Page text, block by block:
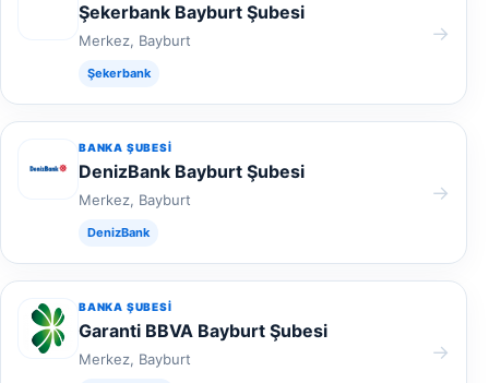
Şekerbank Bayburt Şubesi
Merkez, Bayburt
Şekerbank
→
BANKA ŞUBESI
DenizBank Bayburt Şubesi
Merkez, Bayburt
DenizBank
→
BANKA ŞUBESI
Garanti BBVA Bayburt Şubesi
Merkez, Bayburt →